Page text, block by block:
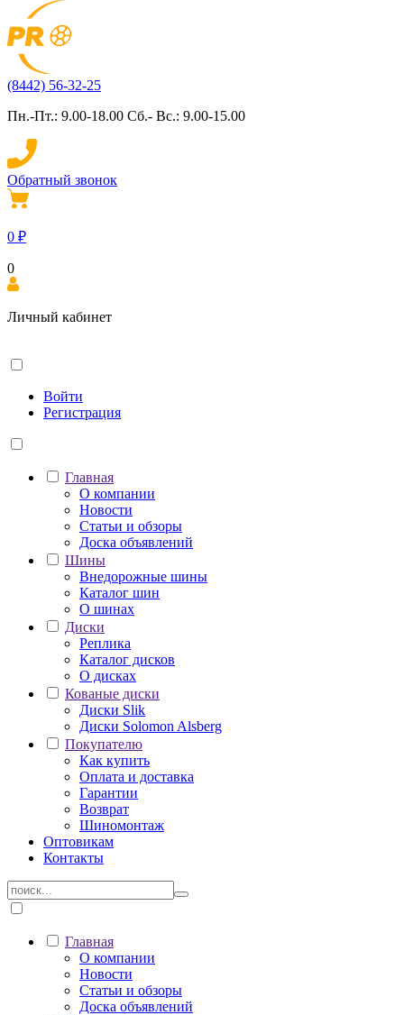
(8442) 56-32-25
Пн.-Пт.: 9.00-18.00 Сб.- Вс.: 9.00-15.00
Обратный звонок
0 ₽
0
Личный кабинет
Войти
Регистрация
Главная
О компании
Новости
Статьи и обзоры
Доска объявлений
Шины
Внедорожные шины
Каталог шин
О шинах
Диски
Реплика
Каталог дисков
О дисках
Кованые диски
Диски Slik
Диски Solomon Alsberg
Покупателю
Как купить
Оплата и доставка
Гарантии
Возврат
Шиномонтаж
Оптовикам
Контакты
Главная
О компании
Новости
Статьи и обзоры
Доска объявлений